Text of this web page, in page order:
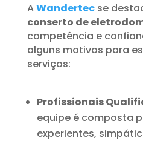
AWandertecse
conserto de
competência e
alguns motivos para
serviços:
Profissionais
equipe é composta
experientes,